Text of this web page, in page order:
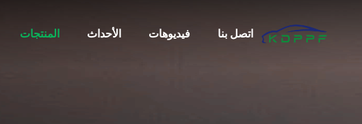
المنتجات الأحداث فيديوهات اتصل بنا